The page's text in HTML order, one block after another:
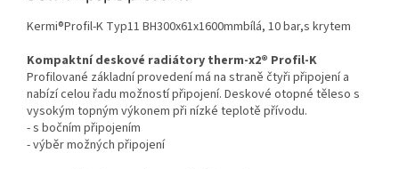
Kermi®Profil-K Typ11 BH300x61x1600mmbílá, 10 bar,s krytem
Kompaktní deskové radiátory therm-x2® Profil-K
Profilované základní provedení má na straně čtyři připojení a
nabízí celou řadu možností připojení. Deskové otopné těleso s
vysokým topným výkonem při nízké teplotě přívodu.
- s bočním připojením
- výběr možných připojení